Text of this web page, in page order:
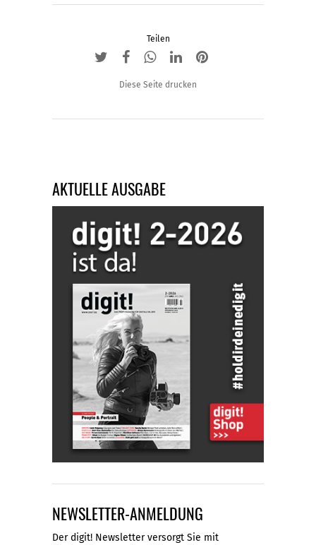
Teilen
Diese Seite drucken
AKTUELLE AUSGABE
NEWSLETTER-ANMELDUNG
Der digit! Newsletter versorgt Sie mit